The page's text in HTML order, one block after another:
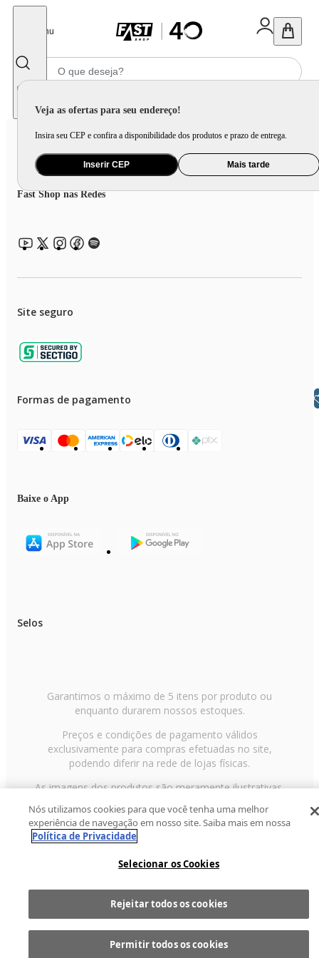
Menu
Veja as ofertas para seu endereço!
Insira seu CEP e confira a disponibilidade dos produtos e prazo de entrega.
Inserir CEP Mais tarde
Atendimento Fast Shop
Fast Shop nas Redes
Site seguro
Formas de pagamento
Baixe o App
Selos
Garantimos o máximo de 5 itens por produto ou
enquanto durarem nossos estoques.
Preços e condições de pagamento válidos
exclusivamente para compras efetuadas no site,
podendo diferir na rede de lojas físicas.
As imagens dos produtos são meramente ilustrativas.
a alteração sem aviso prévio. Fast Shop S. A. CNPJ:
43.708.379/0001-00
Paulo/SP, CEP 02029-001, Telefone: 11 3003-3728 ©
Nós utilizamos cookies para que você tenha uma melhor
experiência de navegação em nosso site. Saiba mais em nossa
Política de Privacidade
Selecionar os Cookies
Rejeitar todos os cookies
Permitir todos os cookies